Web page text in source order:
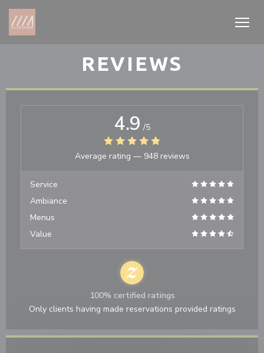
Personalizing your cookie choices
REVIEWS
4.9 /5
Average rating — 948 reviews
Service
Ambiance
Menus
Value
100% certified ratings
Only clients having made reservations provided ratings